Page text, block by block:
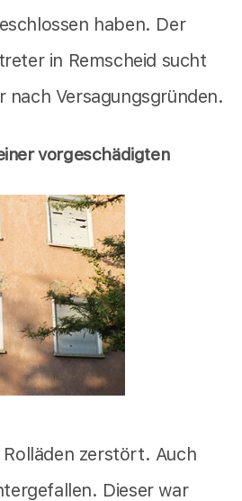
haben. Der
in Remscheid sucht
nach Versagungsgründen.
vorgeschädigten
zerstört. Auch
Dieser war